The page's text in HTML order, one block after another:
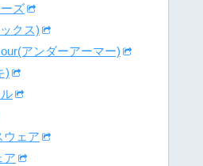
ズ
クス)
アンダーアーマー)
)
ウェア
ア